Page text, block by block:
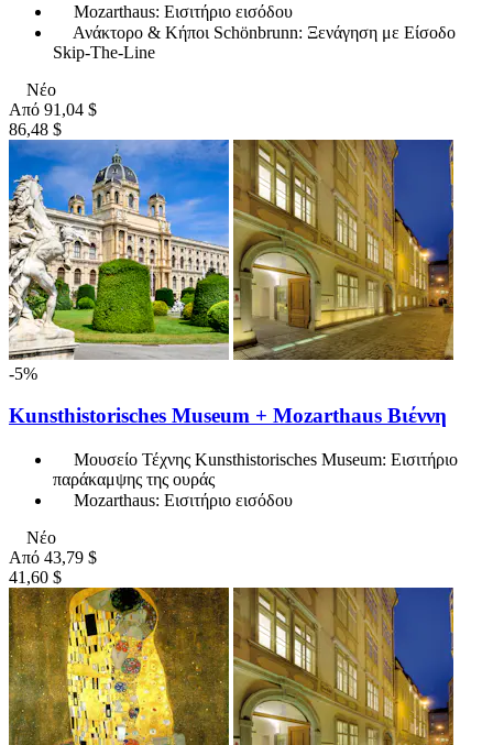
Mozarthaus: Εισιτήριο εισόδου
Ανάκτορο & Κήποι Schönbrunn: Ξενάγηση με Είσοδο
Skip-The-Line
Νέο
Από 91,04 $
86,48 $
-5%
Kunsthistorisches Museum + Mozarthaus Βιέννη
Μουσείο Τέχνης Kunsthistorisches Museum: Εισιτήριο
παράκαμψης της ουράς
Mozarthaus: Εισιτήριο εισόδου
Νέο
Από 43,79 $
41,60 $